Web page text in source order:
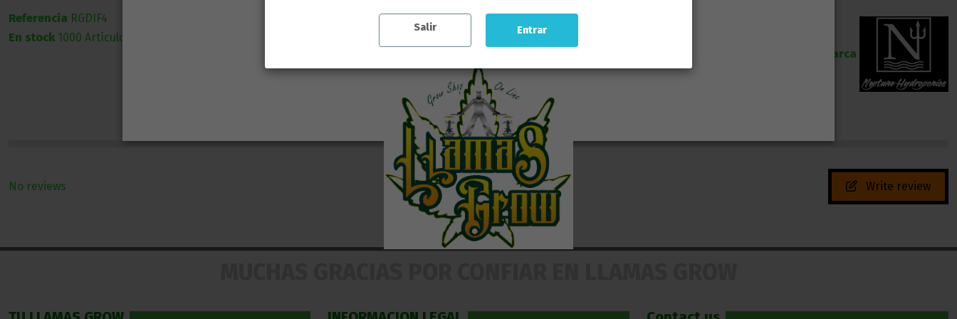
Marca
Referencia RGDIF4
En stock 1000 Artículos
Reviews (0)
No reviews Write review
Salir Entrar
COMETIDAS POR LOS CLIENTES